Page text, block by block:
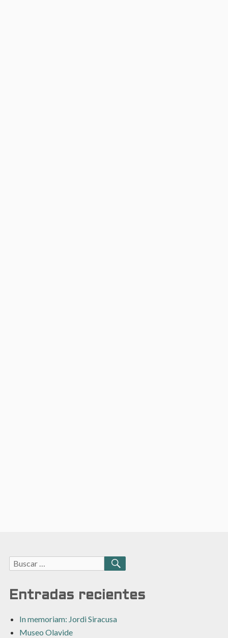
Buscar:
BUSCAR
Entradas recientes
In memoriam: Jordi Siracusa
Museo Olavide